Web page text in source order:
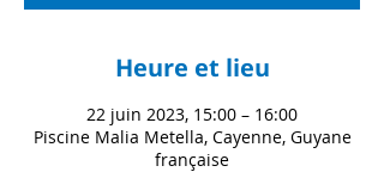
Heure et lieu
22 juin 2023, 15:00 – 16:00
Piscine Malia Metella, Cayenne, Guyane
française